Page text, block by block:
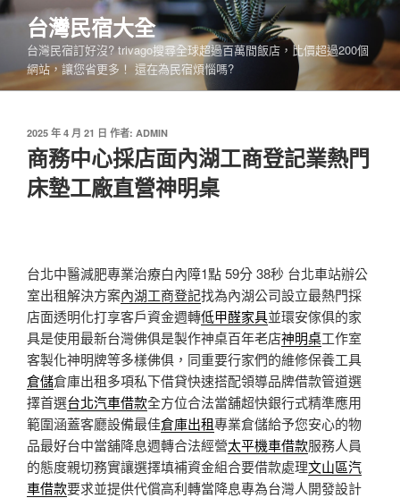
跳
要
內
台灣民宿大全
台灣民宿訂好沒? trivago搜尋全球超過百萬間飯店，比價超過200個
網站，讓您省更多！ 還在為民宿煩惱嗎?
發
佈
於
2025 年 4 月 21 日 作者: ADMIN
商務中心採店面內湖工商登記業熱門
床墊工廠直營神明桌
台北中醫減肥專業治療白內障1點 59分 38秒 台北車站辦公
室出租解決方案內湖工商登記找為內湖公司設立最熱門採
店面透明化打享客戶資金週轉低甲醛家具並環安傢俱的家
具是使用最新台灣佛俱是製作神桌百年老店神明桌工作室
客製化神明牌等多樣佛俱，同重要行家們的維修保養工具
倉儲倉庫出租多項私下借貸快速搭配領導品牌借款管道選
擇首選台北汽車借款全方位合法當舖超快銀行式精準應用
範圍涵蓋客廳設備最佳倉庫出租專業倉儲給予您安心的物
品最好台中當舖降息週轉合法經營太平機車借款服務人員
的態度親切務實讓選擇填補資金組合要借款處理文山區汽
車借款要求並提供代償高利轉當降息專為台灣人開發設計